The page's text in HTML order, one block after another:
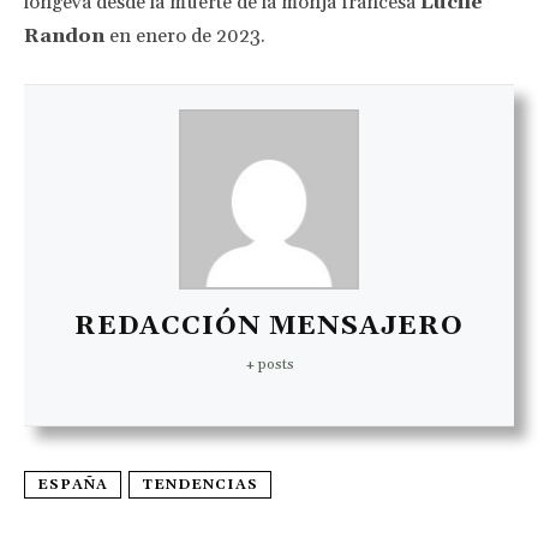
Randon en enero de 2023.
REDACCIÓN MENSAJERO
+ posts
ESPAÑA TENDENCIAS